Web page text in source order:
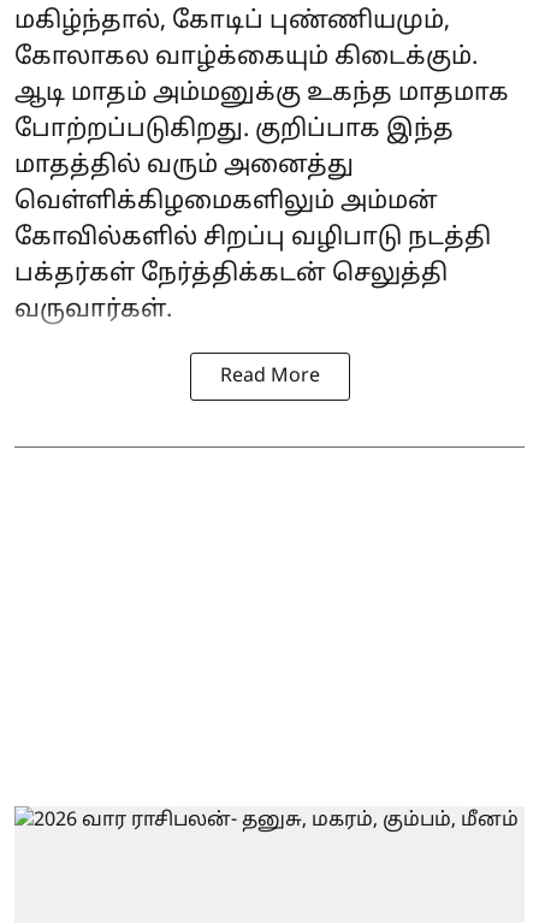
மகிழ்ந்தால், கோடிப் புண்ணியமும்,
கோலாகல வாழ்க்கையும் கிடைக்கும்.
ஆடி மாதம் அம்மனுக்கு உகந்த மாதமாக
போற்றப்படுகிறது. குறிப்பாக இந்த
மாதத்தில் வரும் அனைத்து
வெள்ளிக்கிழமைகளிலும் அம்மன்
கோவில்களில் சிறப்பு வழிபாடு நடத்தி
பக்தர்கள் நேர்த்திக்கடன் செலுத்தி
வருவார்கள்.
Read More